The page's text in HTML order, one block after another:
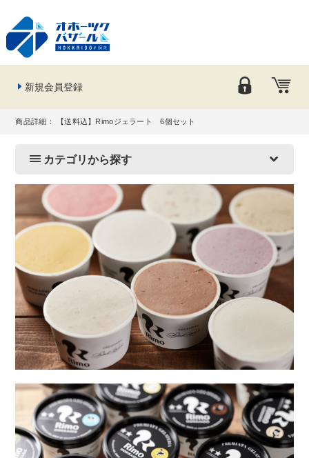
新規会員登録
商品詳細： 【送料込】Rimoジェラート 6個セット
カテゴリから探す